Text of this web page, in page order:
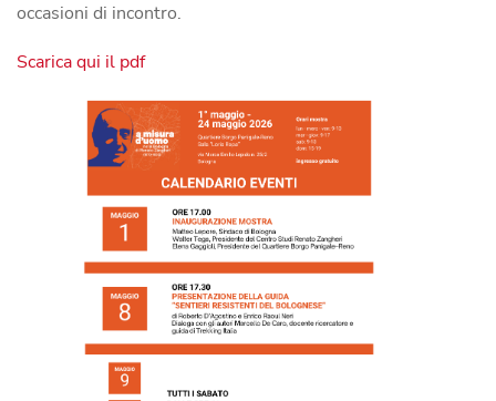
occasioni di incontro.
Scarica qui il pdf